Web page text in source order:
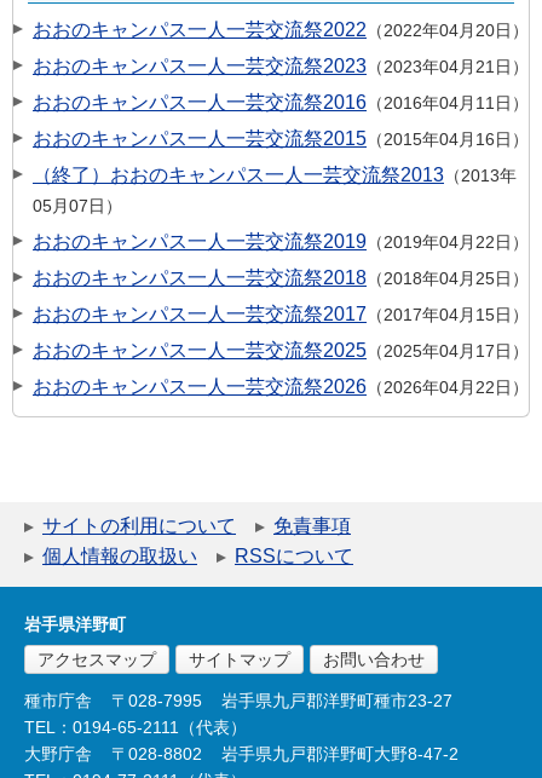
おおのキャンパス一人一芸交流祭2022 2022年04月20日
おおのキャンパス一人一芸交流祭2023 2023年04月21日
おおのキャンパス一人一芸交流祭2016 2016年04月11日
おおのキャンパス一人一芸交流祭2015 2015年04月16日
（終了）おおのキャンパス一人一芸交流祭2013
2013年
05月07日
おおのキャンパス一人一芸交流祭2019 2019年04月22日
おおのキャンパス一人一芸交流祭2018 2018年04月25日
おおのキャンパス一人一芸交流祭2017 2017年04月15日
おおのキャンパス一人一芸交流祭2025 2025年04月17日
おおのキャンパス一人一芸交流祭2026 2026年04月22日
サイトの利用について
免責事項
個人情報の取扱い
RSSについて
岩手県洋野町
アクセスマップ
サイトマップ お問い合わせ
種市庁舎 〒028-7995
岩手県九戸郡洋野町種市23-27
TEL：0194-65-2111（代表）
大野庁舎
〒028-8802
岩手県九戸郡洋野町大野8-47-2